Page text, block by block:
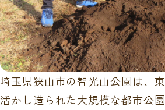
埼玉県狭山市の智光山公園は、
活かし造られた大規模な都市公